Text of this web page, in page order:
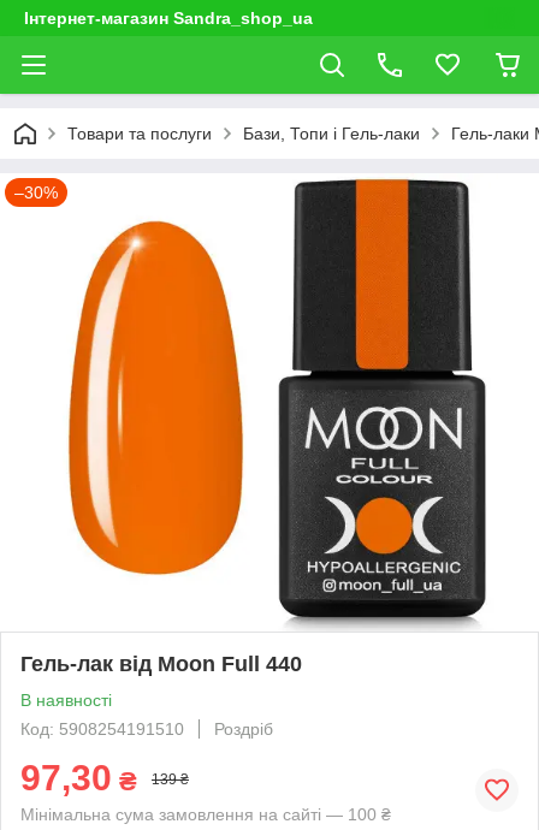
Інтернет-магазин Sandra_shop_ua
Товари та послуги Бази, Топи і Гель-лаки Гель-лаки
–30%
Гель-лак від Moon Full 440
В наявності
Код: 5908254191510
Роздріб
97,30 ₴ 139 ₴
Мінімальна сума замовлення на сайті — 100 ₴